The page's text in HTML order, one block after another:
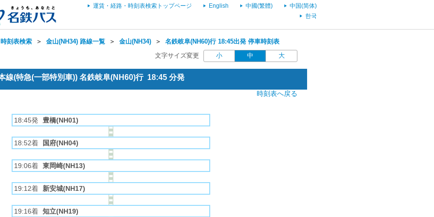
運賃・経路・時刻表検索トップページ English 中國(繁體)
中国(简体)
한국
刻表検索 ＞ 金山(NH34) 路線一覧 ＞ 金山(NH34) ＞ 名鉄岐阜(NH60)行 18:45出発 停車時刻表
文字サイズ変更 小 中 大
線(特急(一部特別車)) 名鉄岐阜(NH60)行 18:45 分発
時刻表へ戻る
18:45発 豊橋(NH01)
18:52着 国府(NH04)
19:06着 東岡崎(NH13)
19:12着 新安城(NH17)
19:16着 知立(NH19)